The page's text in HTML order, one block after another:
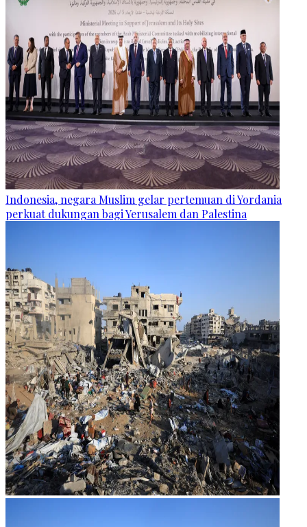
Indonesia, negara Muslim gelar pertemuan di Yordania
perkuat dukungan bagi Yerusalem dan Palestina